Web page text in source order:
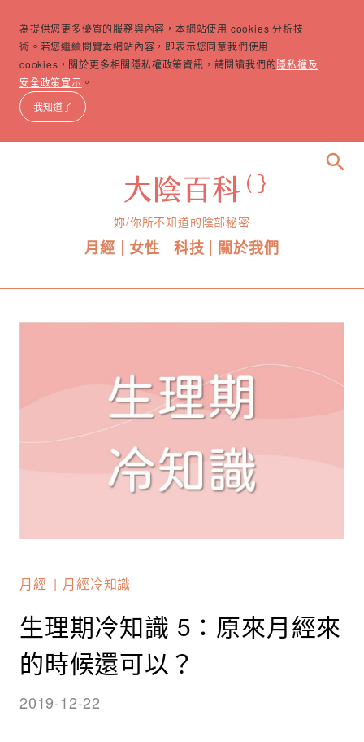
為提供您更多優質的服務與內容，本網站使用 cookies 分析技
術。若您繼續閱覽本網站內容，即表示您同意我們使用
cookies，關於更多相關隱私權政策資訊，請閱讀我們的隱私權及
安全政策宣示 。
我知道了
妳/你所不知道的陰部秘密
月經 女性 科技 關於我們
search
月經 月經冷知識
生理期冷知識 5：原來月經來
的時候還可以？
2019-12-22